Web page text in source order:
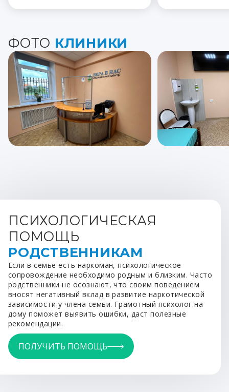
ФОТО КЛИНИКИ
ПСИХОЛОГИЧЕСКАЯ
ПОМОЩЬ
РОДСТВЕННИКАМ
Если в семье есть наркоман, психологическое
сопровождение необходимо родным и близким. Часто
родственники не осознают, что своим поведением
вносят негативный вклад в развитие наркотической
зависимости у члена семьи. Грамотный психолог на
дому поможет выявить ошибки, даст полезные
рекомендации.
ПОЛУЧИТЬ ПОМОЩЬ